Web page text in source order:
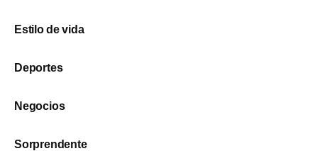
Estilo de vida
Deportes
Negocios
Sorprendente